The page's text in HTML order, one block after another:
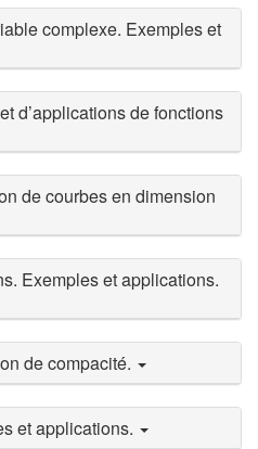
complexe. Exemples et
d’applications de fonctions
de courbes en dimension
Exemples et applications.
de compacité.
et applications.